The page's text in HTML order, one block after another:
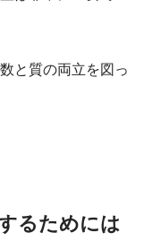
と質の両立を図っ
るためには